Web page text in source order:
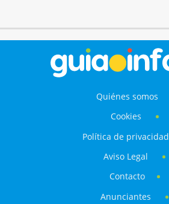
Quiénes somos
Cookies
Política de privacidad
Aviso Legal
Contacto
Anunciantes